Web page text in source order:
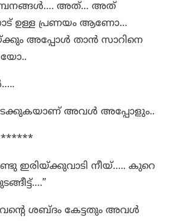
അത്… അത്
ഉള്ള പ്രണയം ആണോ…
അപ്പോൾ താൻ സാറിനെ
അവൾ അപ്പോളും..
ഇരിയ്ക്കുവാടി നീയ്….. കുറെ
ശബ്ദം കേട്ടതും അവൾ